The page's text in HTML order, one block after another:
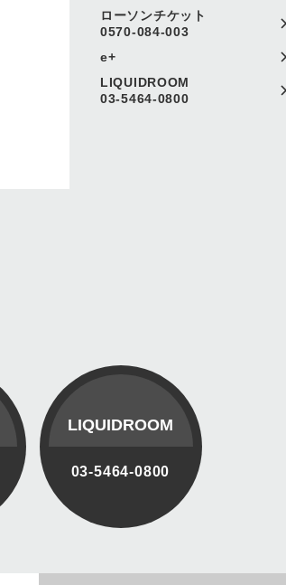
ローソンチケット
0570-084-003
e+
LIQUIDROOM
03-5464-0800
LIQUIDROOM
03-5464-0800